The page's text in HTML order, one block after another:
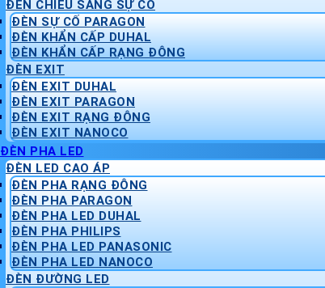
ĐÈN CHIẾU SÁNG SỰ CỐ
ĐÈN SỰ CỐ PARAGON
ĐÈN KHẨN CẤP DUHAL
ĐÈN KHẨN CẤP RẠNG ĐÔNG
ĐÈN EXIT
ĐÈN EXIT DUHAL
ĐÈN EXIT PARAGON
ĐÈN EXIT RẠNG ĐÔNG
ĐÈN EXIT NANOCO
ĐÈN PHA LED
ĐÈN LED CAO ÁP
ĐÈN PHA RẠNG ĐÔNG
ĐÈN PHA PARAGON
ĐÈN PHA LED DUHAL
ĐÈN PHA PHILIPS
ĐÈN PHA LED PANASONIC
ĐÈN PHA LED NANOCO
ĐÈN ĐƯỜNG LED